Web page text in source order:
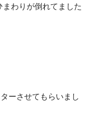
わりが倒れてました
ーさせてもらいまし